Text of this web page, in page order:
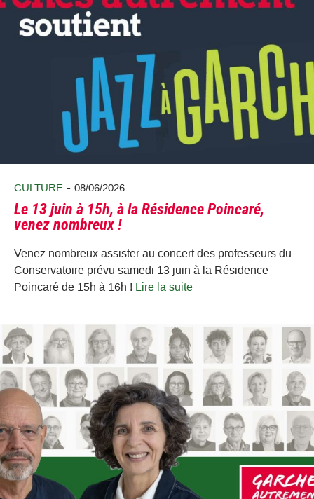
CULTURE - 08/06/2026
Le 13 juin à 15h, à la Résidence Poincaré,
venez nombreux !
Venez nombreux assister au concert des professeurs du
Conservatoire prévu samedi 13 juin à la Résidence
Poincaré de 15h à 16h ! Lire la suite